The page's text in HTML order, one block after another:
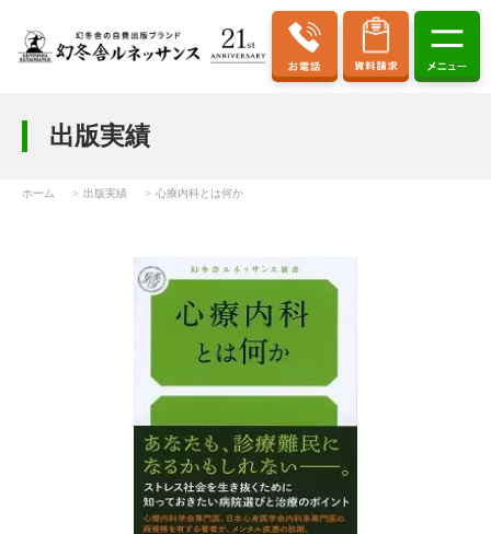
出版実績
ホーム 出版実績 心療内科とは何か